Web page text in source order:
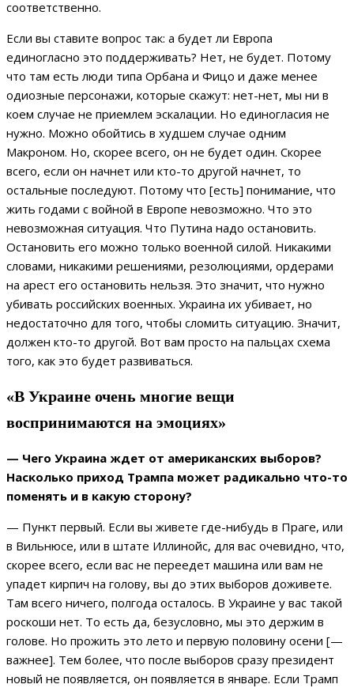
соответственно.
Если вы ставите вопрос так: а будет ли Европа
единогласно это поддерживать? Нет, не будет. Потому
что там есть люди типа Орбана и Фицо и даже менее
одиозные персонажи, которые скажут: нет-нет, мы ни в
коем случае не приемлем эскалации. Но единогласия не
нужно. Можно обойтись в худшем случае одним
Макроном. Но, скорее всего, он не будет один. Скорее
всего, если он начнет или кто-то другой начнет, то
остальные последуют. Потому что [есть] понимание, что
жить годами с войной в Европе невозможно. Что это
невозможная ситуация. Что Путина надо остановить.
Остановить его можно только военной силой. Никакими
словами, никакими решениями, резолюциями, ордерами
на арест его остановить нельзя. Это значит, что нужно
убивать российских военных. Украина их убивает, но
недостаточно для того, чтобы сломить ситуацию. Значит,
должен кто-то другой. Вот вам просто на пальцах схема
того, как это будет развиваться.
«В Украине очень многие вещи
воспринимаются на эмоциях»
— Чего Украина ждет от американских выборов?
Насколько приход Трампа может радикально что-то
поменять и в какую сторону?
— Пункт первый. Если вы живете где-нибудь в Праге, или
в Вильнюсе, или в штате Иллинойс, для вас очевидно, что,
скорее всего, если вас не переедет машина или вам не
упадет кирпич на голову, вы до этих выборов доживете.
Там всего ничего, полгода осталось. В Украине у вас такой
роскоши нет. То есть да, безусловно, мы это держим в
голове. Но прожить это лето и первую половину осени [—
важнее]. Тем более, что после выборов сразу президент
новый не появляется, он появляется в январе. Если Трамп